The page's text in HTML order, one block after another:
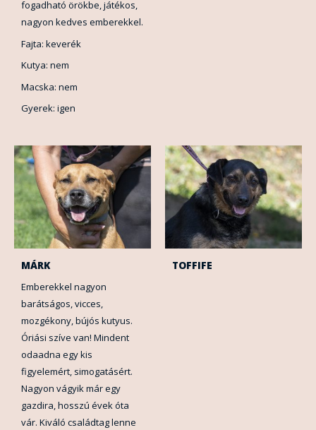
fogadható örökbe, játékos,
nagyon kedves emberekkel.
Fajta: keverék
Kutya: nem
Macska: nem
Gyerek: igen
MÁRK
Emberekkel nagyon
barátságos, vicces,
mozgékony, bújós kutyus.
Óriási szíve van! Mindent
odaadna egy kis
figyelemért, simogatásért.
Nagyon vágyik már egy
gazdira, hosszú évek óta
vár. Kiváló családtag lenne
TOFFIFE